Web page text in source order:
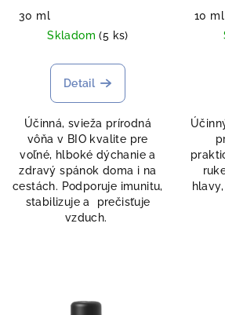
30 ml
Skladom(5 ks)
Detail
Účinná, svieža prírodná
vôňa v BIO kvalite pre
voľné, hlboké dýchanie a
zdravý spánok doma i na
cestách. Podporuje imunitu,
stabilizuje a prečisťuje
vzduch.
10 ml